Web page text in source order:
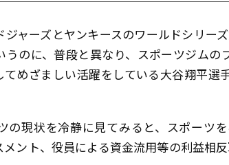
ャーズとヤンキースのワールドシリー
うのに、普段と異なり、スポーツジム
めざましい活躍をしている大谷翔平
の現状を冷静に見てみると、スポーツ
ント、役員による資金流用等の利益相